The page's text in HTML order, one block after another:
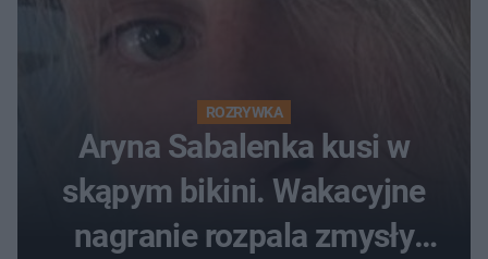
ROZRYWKA
Aryna Sabalenka kusi w
skąpym bikini. Wakacyjne
nagranie rozpala zmysły